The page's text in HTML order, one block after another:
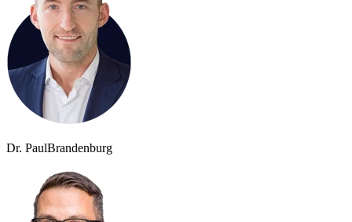
Dr. PaulBrandenburg